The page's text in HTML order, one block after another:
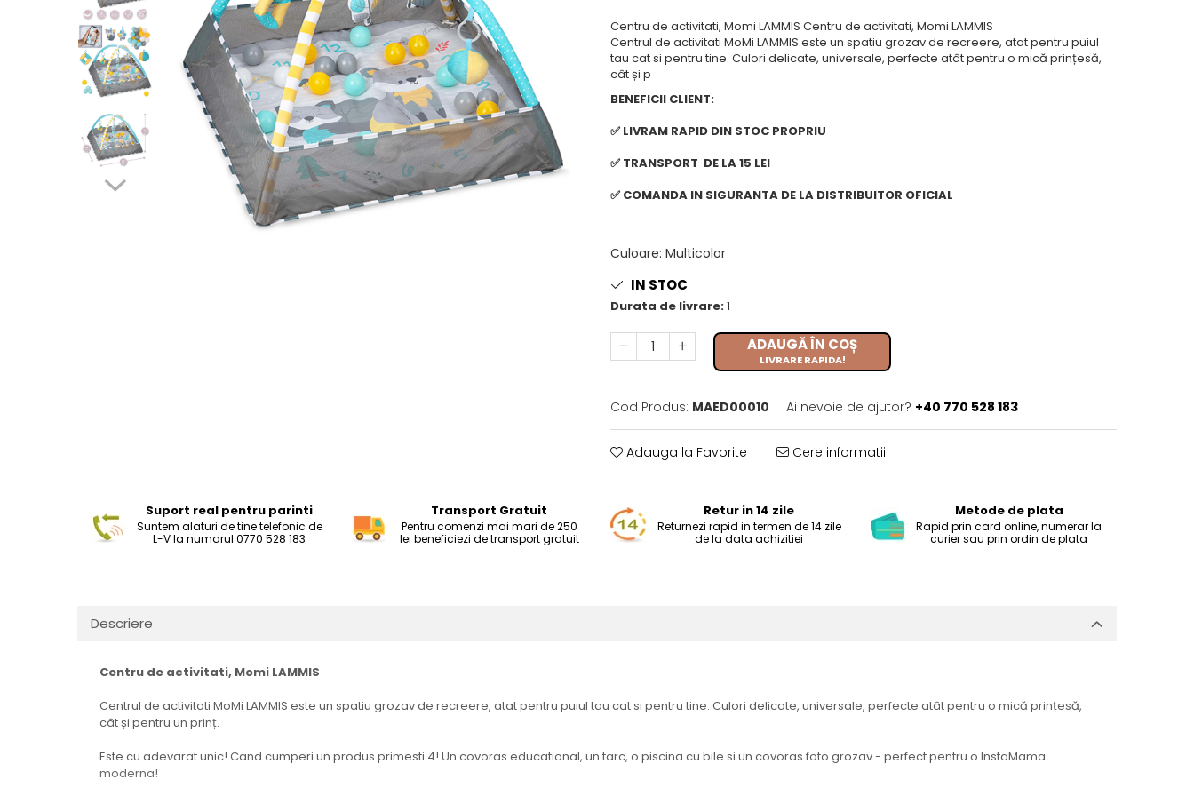
Centru de activitati, Momi LAMMIS Centru de activitati, Momi LAMMIS
Centrul de activitati MoMi LAMMIS este un spatiu grozav de recreere, atat pentru puiul
tau cat si pentru tine. Culori delicate, universale, perfecte atât pentru o mică prințesă,
cât și p
BENEFICII CLIENT:
✅ LIVRAM RAPID DIN STOC PROPRIU
✅ TRANSPORT DE LA 15 LEI
✅ COMANDA IN SIGURANTA DE LA DISTRIBUITOR OFICIAL
Culoare: Multicolor
IN STOC
Durata de livrare:1
ADAUGĂ ÎN COȘ
LIVRARE RAPIDA!
Cod Produs: MAED00010 Ai nevoie de ajutor? +40 770 528 183
Adauga la Favorite Cere informatii
Suport real pentru parinti
Suntem alaturi de tine telefonic de
L-V la numarul 0770 528 183
Transport Gratuit
Pentru comenzi mai mari de 250
lei beneficiezi de transport gratuit
Retur in 14 zile
Returnezi rapid in termen de 14 zile
de la data achizitiei
Metode de plata
Rapid prin card online, numerar la
curier sau prin ordin de plata
Descriere
Centru de activitati, Momi LAMMIS
Centrul de activitati MoMi LAMMIS este un spatiu grozav de recreere, atat pentru puiul tau cat si pentru tine. Culori delicate, universale, perfecte atât pentru o mică prințesă,
cât și pentru un prinț.
Este cu adevarat unic! Cand cumperi un produs primesti 4! Un covoras educational, un tarc, o piscina cu bile si un covoras foto grozav - perfect pentru o InstaMama
moderna!